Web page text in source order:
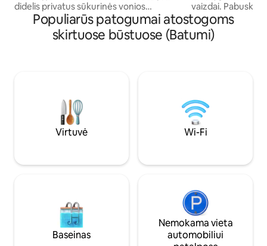
didelis privatus sūkurinės vonios
įrenginys, jauki dvigulė lova (180–220 cm
pločio), elegantiškas aplinkos
apšvietimas ir plytų lofto dizainas. Vos 3
atpalaiduojančios ir intymios viešnagės.
Bute yra viskas, ko reikia patogiam
apsistojimui: oro kondicionierius, belaidis
internetas, virtuvės įranga ir visi
vaizdai.
kalnų oru,
stebėkite
virš Juodosios
idealią vietą
nepamirštamus
gamtos
komfortu vienoje
Populiarūs patogumai atostogoms
skirtuose būstuose (Batumi)
Virtuvė Wi-Fi
Baseinas
Nemokama vieta
automobiliui